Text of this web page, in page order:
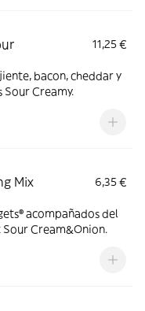
11,25 €
bacon, cheddar y
Sour Creamy.
Mix
6,35 €
acompañados del
Cream&Onion.